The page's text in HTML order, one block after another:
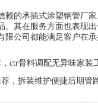
的承插式涂塑钢管厂
。其在服务方面也表现
公司都能满足客户在
ctr骨料调配无异味家装
，拆装维护便捷后期管